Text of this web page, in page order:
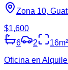
Zona 10,
$1,600
6
2 16m²
Oficina en